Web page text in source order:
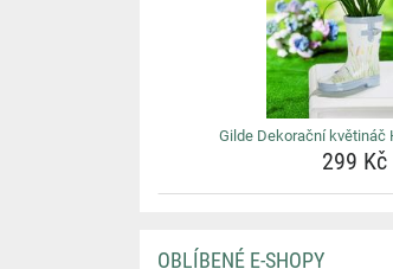
Gilde Dekorační květináč
299 Kč
OBLÍBENÉ E-SHOPY